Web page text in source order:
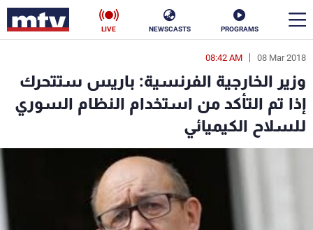
PROGRAMS
NEWSCASTS
LIVE
08 Mar 2018
08:42 AM
وزير الخارجية الفرنسية: باريس ستتحرك
إذا تم التأكد من استخدام النظام السوري
للسلاح الكيميائي
en
الأخبار
سياسة
فن
رياضة